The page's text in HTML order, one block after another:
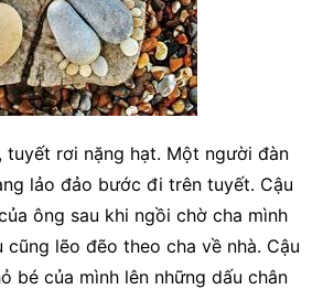
tuyết rơi nặng hạt. Một người đàn
lảo đảo bước đi trên tuyết. Cậu
ông sau khi ngồi chờ cha mình
cũng lẽo đẽo theo cha về nhà. Cậu
bé của mình lên những dấu chân